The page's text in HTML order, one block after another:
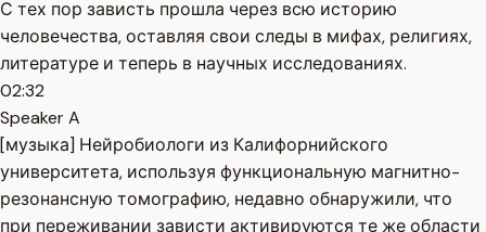
С тех пор зависть прошла через всю историю
человечества, оставляя свои следы в мифах, религиях,
литературе и теперь в научных исследованиях.
02:32
Speaker A
[музыка] Нейробиологи из Калифорнийского
университета, используя функциональную магнитно-
резонансную томографию, недавно обнаружили, что
при переживании зависти активируются те же области